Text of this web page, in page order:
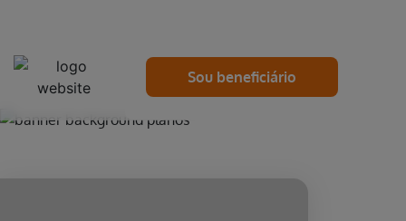
Pular para o Conteúdo principal
Sou beneficiário